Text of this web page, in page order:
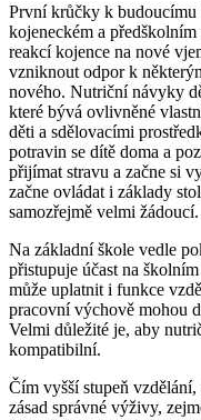
První krůčky k
kojeneckém a
reakcí kojence na nové
vzniknout odpor k
nového. Nutriční návyky
které bývá ovlivněné
děti a sdělovacími
potravin se dítě doma a
přijímat stravu a začne si
začne ovládat i základy
samozřejmě velmi žádoucí.
Na základní škole vedle
přistupuje účast na
může uplatnit i funkce
pracovní výchově mohou
Velmi důležité je, aby
kompatibilní.
Čím vyšší stupeň
zásad správné výživy,